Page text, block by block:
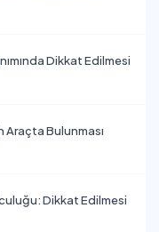
Dikkat Edilmesi
Araçta Bulunması
Dikkat Edilmesi